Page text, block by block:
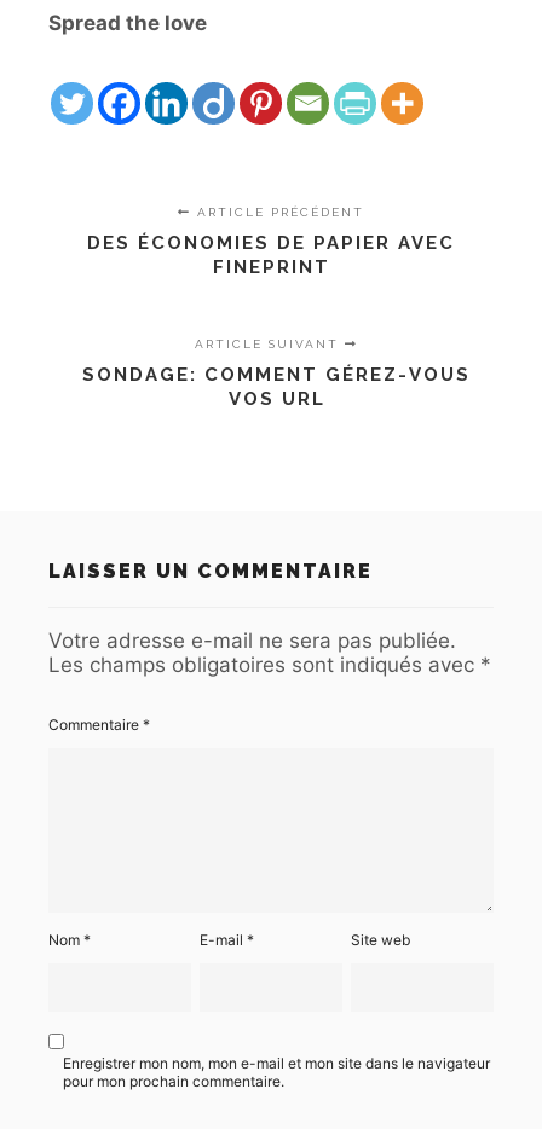
Spread the love
ARTICLE PRÉCÉDENT
DES ÉCONOMIES DE PAPIER AVEC
FINEPRINT
ARTICLE SUIVANT
SONDAGE: COMMENT GÉREZ-VOUS
VOS URL
LAISSER UN COMMENTAIRE
Votre adresse e-mail ne sera pas publiée.
Les champs obligatoires sont indiqués avec *
Commentaire *
Nom * E-mail* Site web
Enregistrer mon nom, mon e-mail et mon site dans le navigateur
pour mon prochain commentaire.